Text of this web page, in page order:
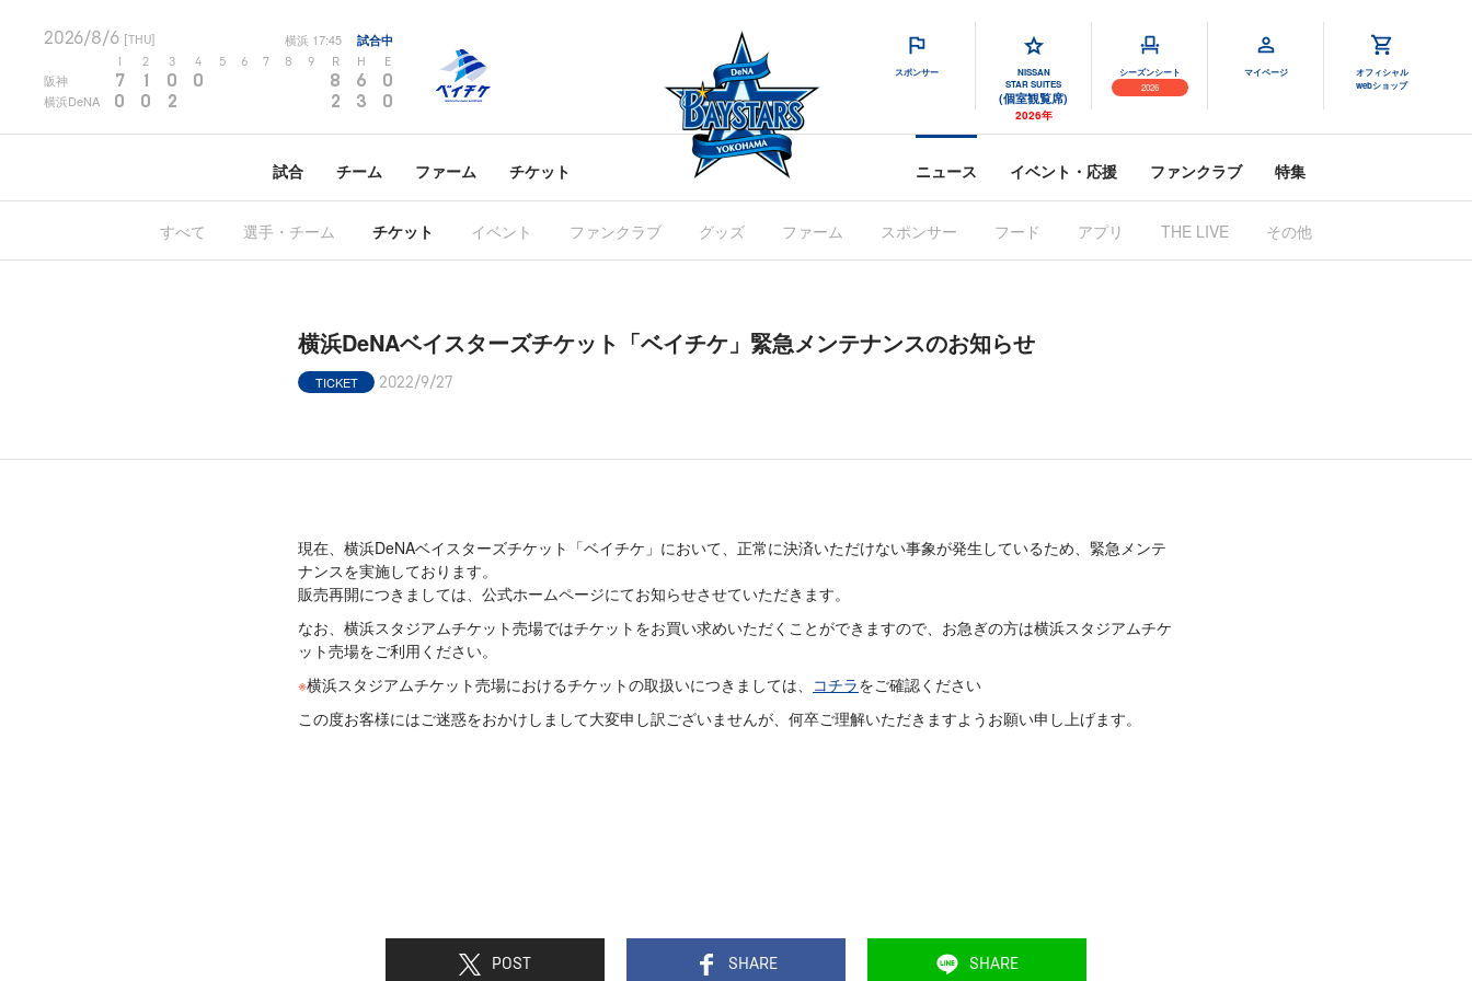
2026/8/6 [THU] 横浜 17:45 試合中
2 3 4 5 6 7 8 9 R H E
阪神 7 1 0 0 8 6 0
横浜DeNA 0 0 2 2 3 0
スポンサー
NISSAN
STAR SUITES
(個室観覧席)
2026年
シーズンシート
2026
マイページ
オフィシャル
webショップ
試合 チーム ファーム チケット ニュース イベント・応援 ファンクラブ 特集
すべて 選手・チーム チケット イベント ファンクラブ グッズ ファーム スポンサー フード アプリ THE LIVE その他
横浜DeNAベイスターズチケット「ベイチケ」緊急メンテナンスのお知らせ
TICKET 2022/9/27
現在、横浜DeNAベイスターズチケット「ベイチケ」において、正常に決済いただけない事象が発生しているため、緊急メンテ
ナンスを実施しております。
販売再開につきましては、公式ホームページにてお知らせさせていただきます。
なお、横浜スタジアムチケット売場ではチケットをお買い求めいただくことができますので、お急ぎの方は横浜スタジアムチケ
ット売場をご利用ください。
※横浜スタジアムチケット売場におけるチケットの取扱いにつきましては、 コチラをご確認ください
この度お客様にはご迷惑をおかけしまして大変申し訳ございませんが、何卒ご理解いただきますようお願い申し上げます。
POST SHARE SHARE